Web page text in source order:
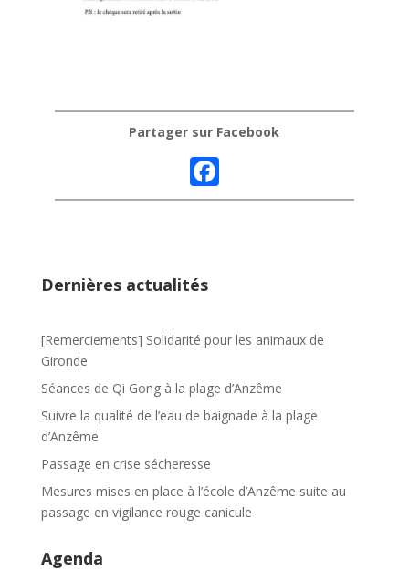
Partager sur Facebook
ac
k
Dernières actualités
[Remerciements] Solidarité pour les animaux de
Gironde
Séances de Qi Gong à la plage d’Anzême
Suivre la qualité de l’eau de baignade à la plage
d’Anzême
Passage en crise sécheresse
Mesures mises en place à l’école d’Anzême suite au
passage en vigilance rouge canicule
Agenda